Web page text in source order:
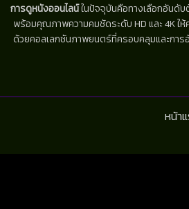
การดูหนังออนไลน์ในปัจจุบันคือทางเลือกอันดับ
พร้อมคุณภาพความคมชัดระดับ HD และ 4K ใ
ด้วยคอลเลกชันภาพยนตร์ที่ครอบคลุมและการ
หน้า